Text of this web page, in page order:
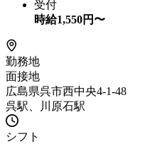
受付
時給1,550円〜
勤務地
面接地
広島県呉市西中央4-1-48
呉駅、川原石駅
シフト